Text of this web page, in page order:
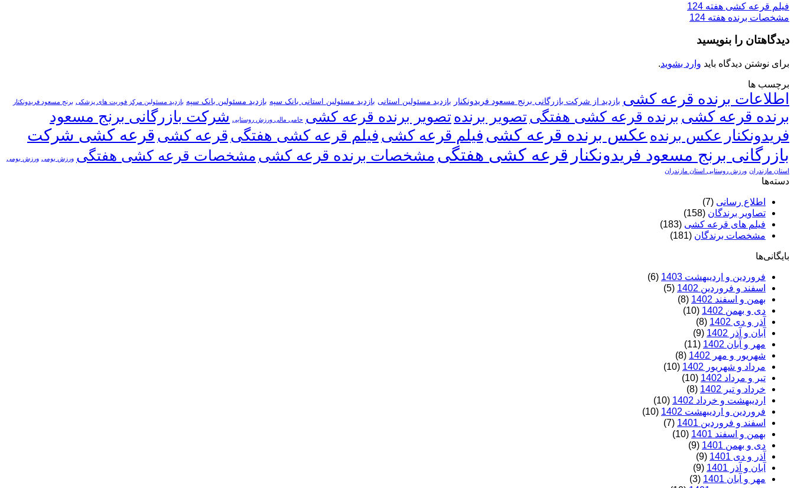
فیلم قرعه کشی هفته 124
مشخصات برنده هفته 124
دیدگاهتان را بنویسید
برای نوشتن دیدگاه باید وارد بشوید.
برچسب ها
اطلاعات برنده قرعه کشی بازدید از شرکت بازرگانی برنج مسعود فریدونکنار بازدید مسئولین استانی بازدید مسئولین استانی بانک سپه بازدید مسئولین بانک سپه بازدید مسئولین مرکز فوریت های پزشکی برنج مسعود فریدونکنار
برنده قرعه کشی برنده قرعه کشی هفتگیتصویر برندهتصویر برنده قرعه کشی حامی مالی ورزش روستایی شرکت بازرگانی برنج مسعود
فریدونکنار عکس برنده عکس برنده قرعه کشی فیلم قرعه کشی فیلم قرعه کشی هفتگی قرعه کشی قرعه کشی شرکت
بازرگانی برنج مسعود فریدونکنار قرعه کشی هفتگی مشخصات برنده قرعه کشی مشخصات قرعه کشی هفتگی ورزش بومی ورزش بومی
استان مازندران ورزش روستایی استان مازندران
دسته‌ها
اطلاع رسانی (7)
تصاویر برندگان (158)
فیلم های قرعه کشی (183)
مشخصات برندگان (181)
بایگانی‌ها
فروردین و اردیبهشت 1403
(6)
اسفند و فروردین 1402
(5)
بهمن و اسفند 1402
(8)
دی و بهمن 1402
(10)
آذر و دی 1402
(8)
آبان و آذر 1402
(9)
مهر و آبان 1402
(11)
شهریور و مهر 1402
(8)
مرداد و شهریور 1402
(10)
تیر و مرداد 1402
(10)
خرداد و تیر 1402
(8)
اردیبهشت و خرداد 1402
(10)
فروردین و اردیبهشت 1402
(10)
اسفند و فروردین 1401
(7)
بهمن و اسفند 1401
(10)
دی و بهمن 1401
(9)
آذر و دی 1401
(9)
آبان و آذر 1401
(9)
مهر و آبان 1401
(3)